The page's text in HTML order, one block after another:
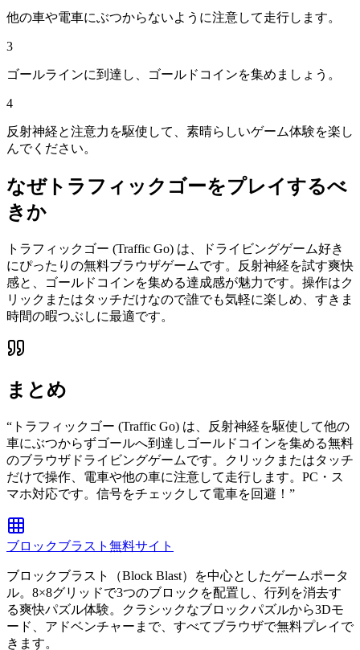
他の車や電車にぶつからないように注意して走行します。
3
ゴールラインに到達し、ゴールドコインを集めましょう。
4
反射神経と注意力を駆使して、素晴らしいゲーム体験を楽し
んでください。
なぜトラフィックゴーをプレイするべ
きか
トラフィックゴー (Traffic Go) は、ドライビングゲーム好き
にぴったりの無料ブラウザゲームです。反射神経を試す爽快
感と、ゴールドコインを集める達成感が魅力です。操作はク
リックまたはタッチだけなので誰でも気軽に楽しめ、すきま
時間の暇つぶしに最適です。
まとめ
“ トラフィックゴー (Traffic Go) は、反射神経を駆使して他の
車にぶつからずゴールへ到達しゴールドコインを集める無料
のブラウザドライビングゲームです。クリックまたはタッチ
だけで操作、電車や他の車に注意して走行します。PC・ス
マホ対応です。信号をチェックして電車を回避！ ”
ブロックブラスト無料サイト
ブロックブラスト（Block Blast）を中心としたゲームポータ
ル。8×8グリッドで3つのブロックを配置し、行列を消去す
る爽快パズル体験。クラシックなブロックパズルから3Dモ
ード、アドベンチャーまで、すべてブラウザで無料プレイで
きます。